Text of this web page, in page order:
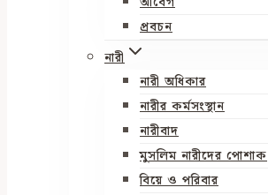
প্রবচন
নারী
নারী অধিকার
নারীর কর্মসংস্থান
নারীবাদ
মুসলিম নারীদের পোশাক
বিয়ে ও পরিবার